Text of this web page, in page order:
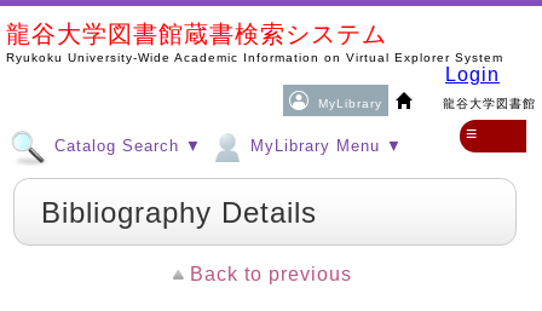
龍谷大学図書館蔵書検索システム
Ryukoku University-Wide Academic Information on Virtual Explorer System
MyLibrary 龍谷大学図書館
Login
Catalog Search ▼ MyLibrary Menu ▼
≡
Bibliography Details
Back to previous